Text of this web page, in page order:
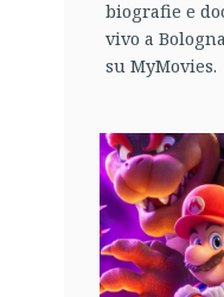
biografie e
vivo a
su MyMovies.